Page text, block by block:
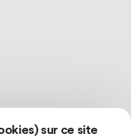
sur ce site